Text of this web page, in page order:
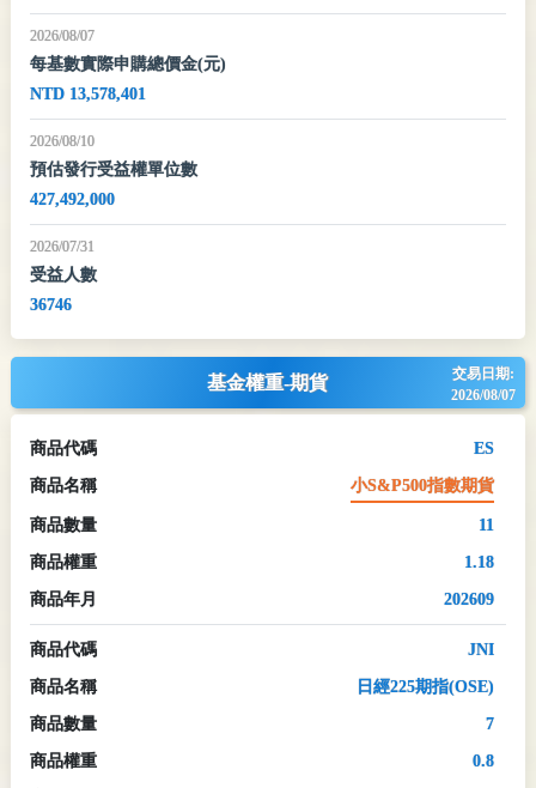
2026/08/07
每基數實際申購總價金(元)
NTD 13,578,401
2026/08/10
預估發行受益權單位數
427,492,000
2026/07/31
受益人數
36746
基金權重-期貨
交易日期:
2026/08/07
商品代碼 ES
商品名稱 小S&P500指數期貨
商品數量 11
商品權重 1.18
商品年月 202609
商品代碼 JNI
商品名稱 日經225期指(OSE)
商品數量 7
商品權重 0.8